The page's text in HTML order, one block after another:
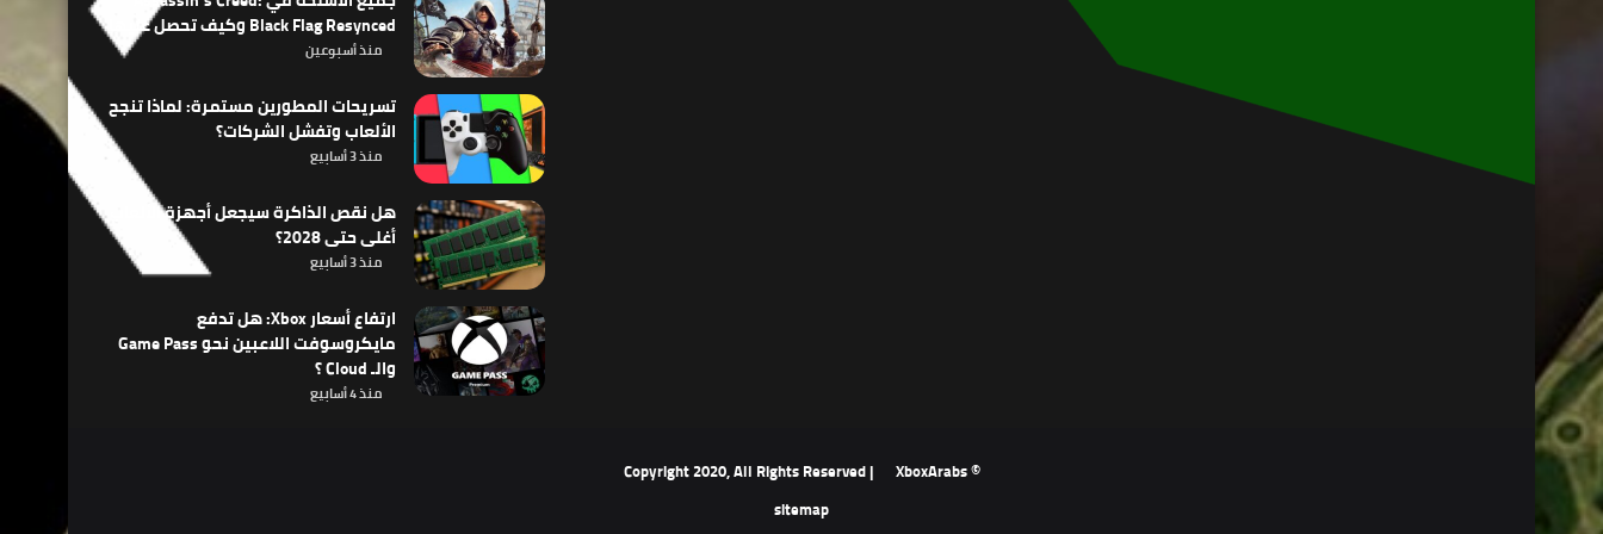
Black Flag Resynced وكيف تحصل عليها
منذ أسبوعين
تسريحات المطورين مستمرة: لماذا تنجح
الألعاب وتفشل الشركات؟
منذ 3 أسابيع
هل نقص الذاكرة سيجعل أجهزة الألعاب
أغلى حتى 2028؟
منذ 3 أسابيع
ارتفاع أسعار Xbox: هل تدفع
مايكروسوفت اللاعبين نحو Game Pass
والـ Cloud ؟
منذ 4 أسابيع
© Copyright 2020, All Rights Reserved |
XboxArabs
sitemap